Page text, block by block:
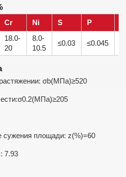
Cr Ni S P
18.0-
20
8.0-
10.5
≤0.03 ≤0.045
σb(MПa)≥520
сужения площади: z(%)=60
7.93